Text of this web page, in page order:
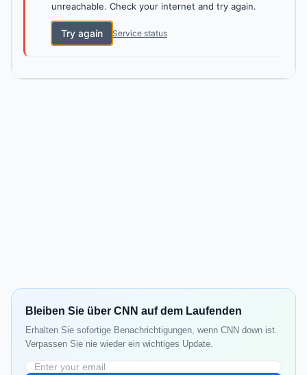
unreachable. Check your internet and try again.
Try again Service status
Bleiben Sie über CNN auf dem Laufenden
Erhalten Sie sofortige Benachrichtigungen, wenn CNN down ist.
Verpassen Sie nie wieder ein wichtiges Update.